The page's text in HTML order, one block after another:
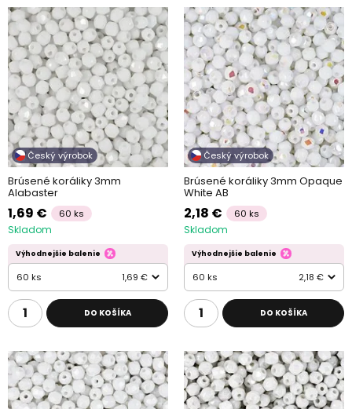
Český výrobok
Brúsené koráliky 3mm
Alabaster
1,69 € 60 ks
Skladom
Výhodnejšie balenie
60 ks 1,69 €
DO KOŠÍKA
Český výrobok
Brúsené koráliky 3mm Opaque
White AB
2,18 € 60 ks
Skladom
Výhodnejšie balenie
60 ks 2,18 €
DO KOŠÍKA